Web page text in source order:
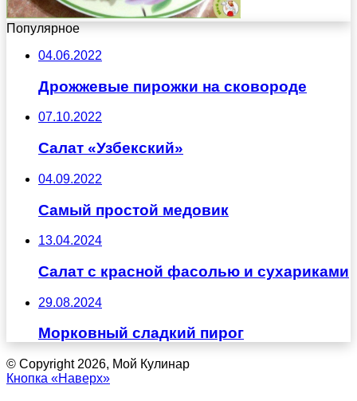
Популярное
04.06.2022
Дрожжевые пирожки на сковороде
07.10.2022
Салат «Узбекский»
04.09.2022
Самый простой медовик
13.04.2024
Салат с красной фасолью и сухариками
29.08.2024
Морковный сладкий пирог
© Copyright 2026, Мой Кулинар
Кнопка «Наверх»